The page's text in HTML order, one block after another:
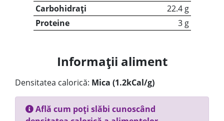
Carbohidrați
22.4 g
Proteine
3 g
Informații aliment
Densitatea calorică: Mica (1.2kCal/g)
Află cum poți slăbi cunoscând